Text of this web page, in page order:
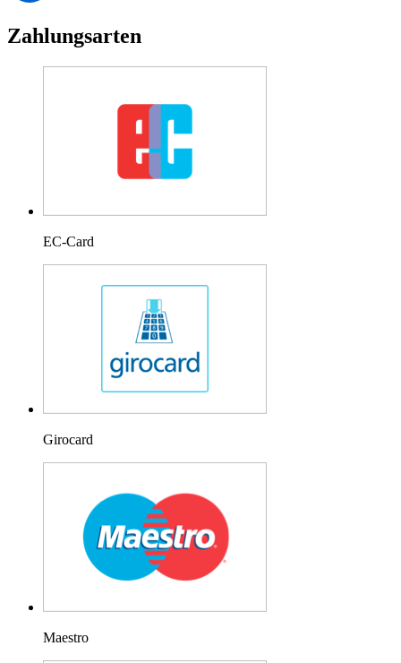
Zahlungsarten
EC-Card
Girocard
Maestro